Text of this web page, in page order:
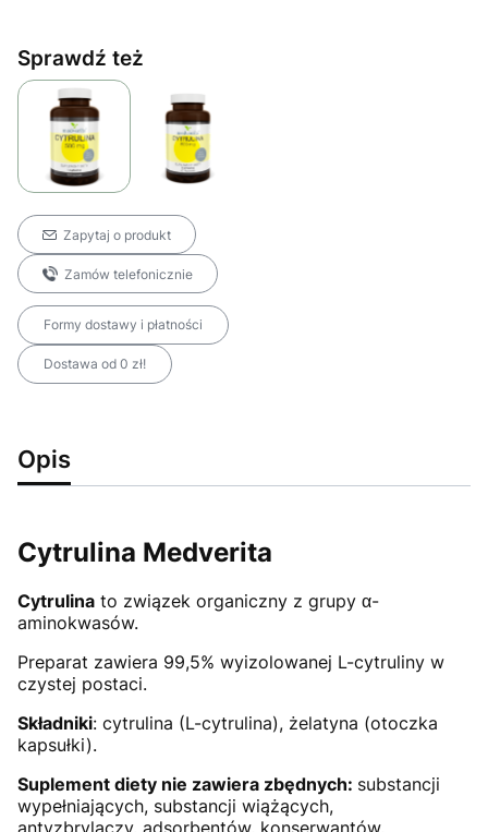
Sprawdź też
Zapytaj o produkt
Zamów telefonicznie
Formy dostawy i płatności
Dostawa od 0 zł!
Opis
Cytrulina Medverita
Cytrulina to związek organiczny z grupy α-
aminokwasów.
Preparat zawiera 99,5% wyizolowanej L-cytruliny w
czystej postaci.
Składniki: cytrulina (L-cytrulina), żelatyna (otoczka
kapsułki).
Suplement diety nie zawiera zbędnych: substancji
wypełniających, substancji wiążących,
antyzbrylaczy, adsorbentów, konserwantów,